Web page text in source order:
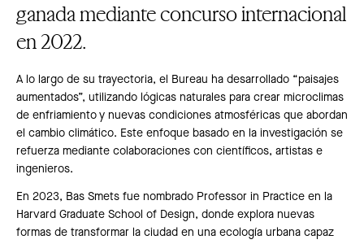
ganada mediante concurso internacional
en 2022.
A lo largo de su trayectoria, el Bureau ha desarrollado “paisajes
aumentados”, utilizando lógicas naturales para crear microclimas
de enfriamiento y nuevas condiciones atmosféricas que abordan
el cambio climático. Este enfoque basado en la investigación se
refuerza mediante colaboraciones con científicos, artistas e
ingenieros.
En 2023, Bas Smets fue nombrado Professor in Practice en la
Harvard Graduate School of Design, donde explora nuevas
formas de transformar la ciudad en una ecología urbana capaz